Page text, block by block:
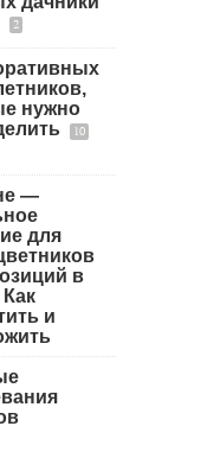
2
нужно
10
—
для
в
и